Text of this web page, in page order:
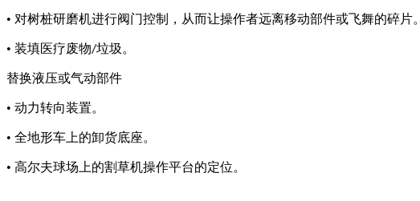
• 对树桩研磨机进行阀门控制，从而让操作者远离移动部件或飞舞的碎片。
• 装填医疗废物/垃圾。
替换液压或气动部件
• 动力转向装置。
• 全地形车上的卸货底座。
• 高尔夫球场上的割草机操作平台的定位。